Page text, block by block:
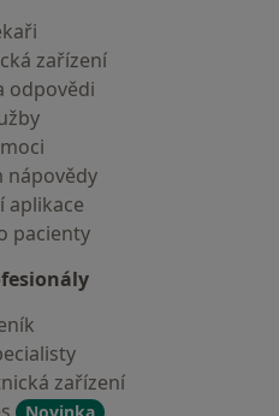
zařízení
odpovědi
nápovědy
aplikace
pacienty
zařízení